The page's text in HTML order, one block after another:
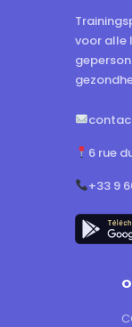
voor alle
6 rue
+33 9